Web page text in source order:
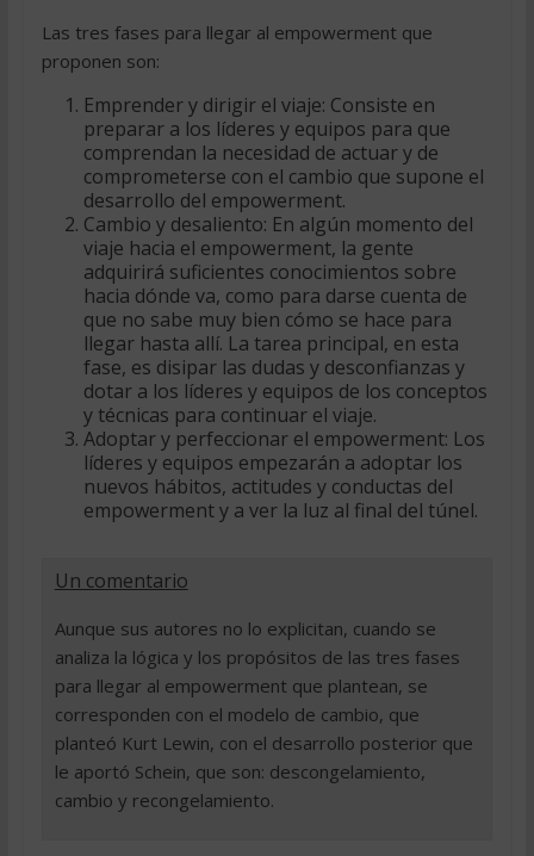
Las tres fases para llegar al empowerment que
proponen son:
Emprender y dirigir el viaje: Consiste en
preparar a los líderes y equipos para que
comprendan la necesidad de actuar y de
comprometerse con el cambio que supone el
desarrollo del empowerment.
Cambio y desaliento: En algún momento del
viaje hacia el empowerment, la gente
adquirirá suficientes conocimientos sobre
hacia dónde va, como para darse cuenta de
que no sabe muy bien cómo se hace para
llegar hasta allí. La tarea principal, en esta
fase, es disipar las dudas y desconfianzas y
dotar a los líderes y equipos de los conceptos
y técnicas para continuar el viaje.
Adoptar y perfeccionar el empowerment: Los
líderes y equipos empezarán a adoptar los
nuevos hábitos, actitudes y conductas del
empowerment y a ver la luz al final del túnel.
Un comentario
Aunque sus autores no lo explicitan, cuando se
analiza la lógica y los propósitos de las tres fases
para llegar al empowerment que plantean, se
corresponden con el modelo de cambio, que
planteó Kurt Lewin, con el desarrollo posterior que
le aportó Schein, que son: descongelamiento,
cambio y recongelamiento.